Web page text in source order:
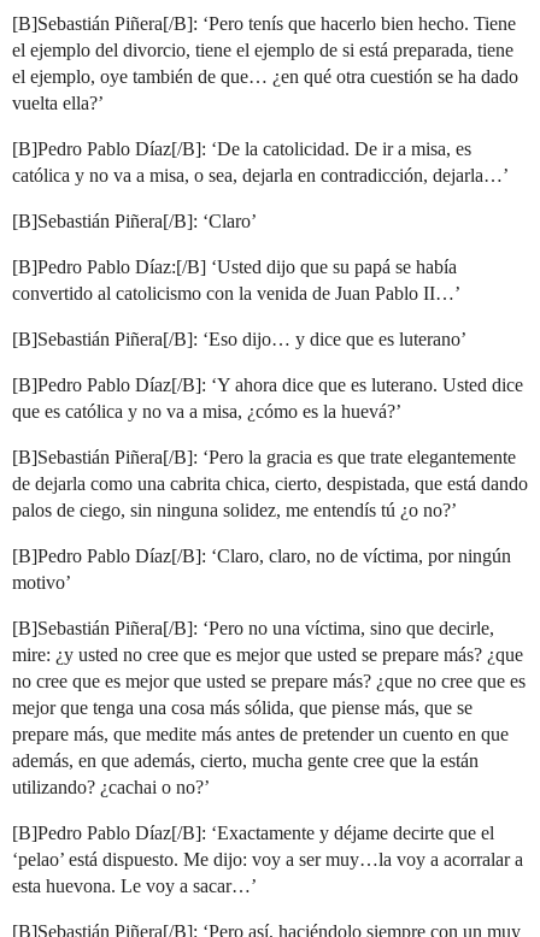
[B]Sebastián Piñera[/B]: ‘Pero tenís que hacerlo bien hecho. Tiene
el ejemplo del divorcio, tiene el ejemplo de si está preparada, tiene
el ejemplo, oye también de que… ¿en qué otra cuestión se ha dado
vuelta ella?’
[B]Pedro Pablo Díaz[/B]: ‘De la catolicidad. De ir a misa, es
católica y no va a misa, o sea, dejarla en contradicción, dejarla…’
[B]Sebastián Piñera[/B]: ‘Claro’
[B]Pedro Pablo Díaz:[/B] ‘Usted dijo que su papá se había
convertido al catolicismo con la venida de Juan Pablo II…’
[B]Sebastián Piñera[/B]: ‘Eso dijo… y dice que es luterano’
[B]Pedro Pablo Díaz[/B]: ‘Y ahora dice que es luterano. Usted dice
que es católica y no va a misa, ¿cómo es la huevá?’
[B]Sebastián Piñera[/B]: ‘Pero la gracia es que trate elegantemente
de dejarla como una cabrita chica, cierto, despistada, que está dando
palos de ciego, sin ninguna solidez, me entendís tú ¿o no?’
[B]Pedro Pablo Díaz[/B]: ‘Claro, claro, no de víctima, por ningún
motivo’
[B]Sebastián Piñera[/B]: ‘Pero no una víctima, sino que decirle,
mire: ¿y usted no cree que es mejor que usted se prepare más? ¿que
no cree que es mejor que usted se prepare más? ¿que no cree que es
mejor que tenga una cosa más sólida, que piense más, que se
prepare más, que medite más antes de pretender un cuento en que
además, en que además, cierto, mucha gente cree que la están
utilizando? ¿cachai o no?’
[B]Pedro Pablo Díaz[/B]: ‘Exactamente y déjame decirte que el
‘pelao’ está dispuesto. Me dijo: voy a ser muy…la voy a acorralar a
esta huevona. Le voy a sacar…’
[B]Sebastián Piñera[/B]: ‘Pero así, haciéndolo siempre con un muy